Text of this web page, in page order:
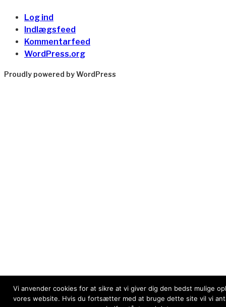
Log ind
Indlægsfeed
Kommentarfeed
WordPress.org
Proudly powered by WordPress
Vi anvender cookies for at sikre at vi giver dig den bedst mulige
vores website. Hvis du fortsætter med at bruge dette site vil vi